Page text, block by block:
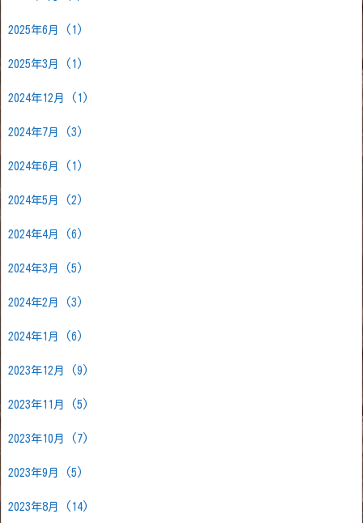
2025年6月 (1)
2025年3月 (1)
2024年12月 (1)
2024年7月 (3)
2024年6月 (1)
2024年5月 (2)
2024年4月 (6)
2024年3月 (5)
2024年2月 (3)
2024年1月 (6)
2023年12月 (9)
2023年11月 (5)
2023年10月 (7)
2023年9月 (5)
2023年8月 (14)